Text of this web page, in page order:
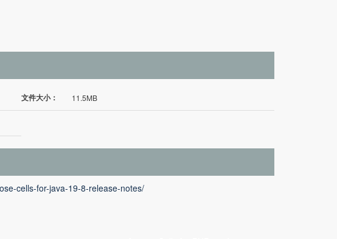
文件大小： 11.5MB
cells-for-java-19-8-release-notes/